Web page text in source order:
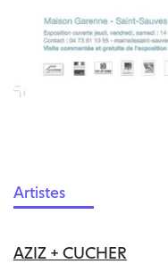
Artistes
AZIZ + CUCHER